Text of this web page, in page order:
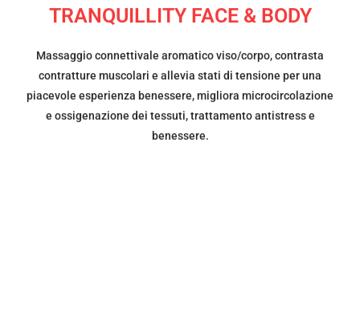
contratture muscolari e allevia stati di tensione per una
e ossigenazione dei tessuti, trattamento antistress e
benessere.